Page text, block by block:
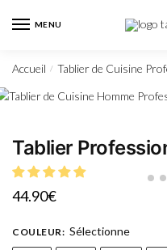
MENU
Accueil / Tablier de Cuisine
Tablier
44.90€
COULEUR: Sélectionne